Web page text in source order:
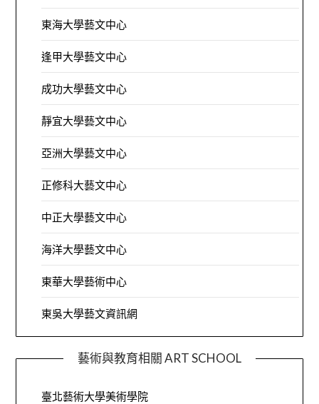
東海大學藝文中心
逢甲大學藝文中心
成功大學藝文中心
靜宜大學藝文中心
亞洲大學藝文中心
正修科大藝文中心
中正大學藝文中心
海洋大學藝文中心
東華大學藝術中心
東吳大學藝文資訊網
藝術與教育相關 ART SCHOOL
臺北藝術大學美術學院